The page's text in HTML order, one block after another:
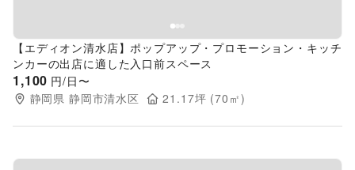
【エディオン清水店】ポップアップ・プロモーション・キッチ
ンカーの出店に適した入口前スペース
1,100 円/日〜
静岡県 静岡市清水区 21.17坪 (70 ㎡)